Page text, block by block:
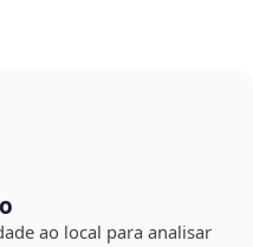
ao local para analisar